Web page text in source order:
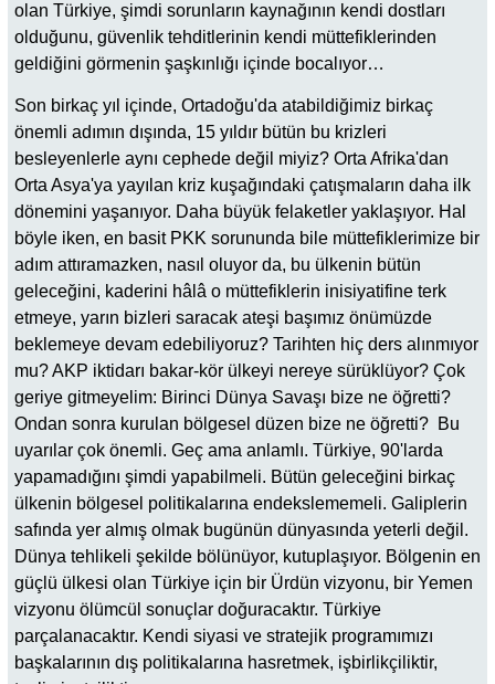
olan Türkiye, şimdi sorunların kaynağının kendi dostları
olduğunu, güvenlik tehditlerinin kendi müttefiklerinden
geldiğini görmenin şaşkınlığı içinde bocalıyor…
Son birkaç yıl içinde, Ortadoğu'da atabildiğimiz birkaç
önemli adımın dışında, 15 yıldır bütün bu krizleri
besleyenlerle aynı cephede değil miyiz? Orta Afrika'dan
Orta Asya'ya yayılan kriz kuşağındaki çatışmaların daha ilk
dönemini yaşanıyor. Daha büyük felaketler yaklaşıyor. Hal
böyle iken, en basit PKK sorununda bile müttefiklerimize bir
adım attıramazken, nasıl oluyor da, bu ülkenin bütün
geleceğini, kaderini hâlâ o müttefiklerin inisiyatifine terk
etmeye, yarın bizleri saracak ateşi başımız önümüzde
beklemeye devam edebiliyoruz? Tarihten hiç ders alınmıyor
mu? AKP iktidarı bakar-kör ülkeyi nereye sürüklüyor? Çok
geriye gitmeyelim: Birinci Dünya Savaşı bize ne öğretti?
Ondan sonra kurulan bölgesel düzen bize ne öğretti? Bu
uyarılar çok önemli. Geç ama anlamlı. Türkiye, 90'larda
yapamadığını şimdi yapabilmeli. Bütün geleceğini birkaç
ülkenin bölgesel politikalarına endekslememeli. Galiplerin
safında yer almış olmak bugünün dünyasında yeterli değil.
Dünya tehlikeli şekilde bölünüyor, kutuplaşıyor. Bölgenin en
güçlü ülkesi olan Türkiye için bir Ürdün vizyonu, bir Yemen
vizyonu ölümcül sonuçlar doğuracaktır. Türkiye
parçalanacaktır. Kendi siyasi ve stratejik programımızı
başkalarının dış politikalarına hasretmek, işbirlikçiliktir,